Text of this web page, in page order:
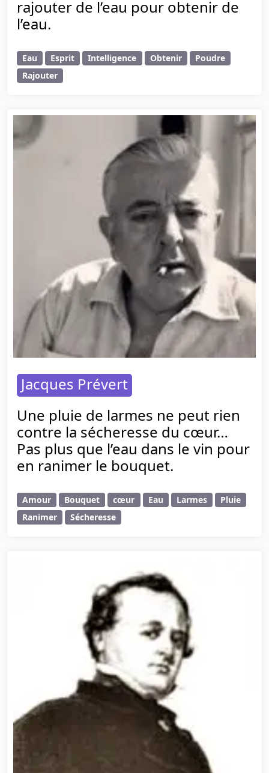
rajouter de l’eau pour obtenir de
l’eau.
Eau Esprit Intelligence Obtenir
Poudre
Rajouter
Jacques Prévert
Une pluie de larmes ne peut rien
contre la sécheresse du cœur…
Pas plus que l’eau dans le vin pour
en ranimer le bouquet.
Amour Bouquet cœur Eau Larmes
Pluie
Ranimer
Sécheresse